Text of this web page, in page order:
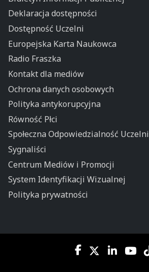
Deklaracja dostępności
Dostępność Uczelni
Europejska Karta Naukowca
Radio Fraszka
Kontakt dla mediów
Ochrona danych osobowych
Polityka antykorupcyjna
Równość Płci
Społeczna Odpowiedzialność Uczelni
Sygnaliści
Centrum Mediów i Promocji
System Identyfikacji Wizualnej
Polityka prywatności